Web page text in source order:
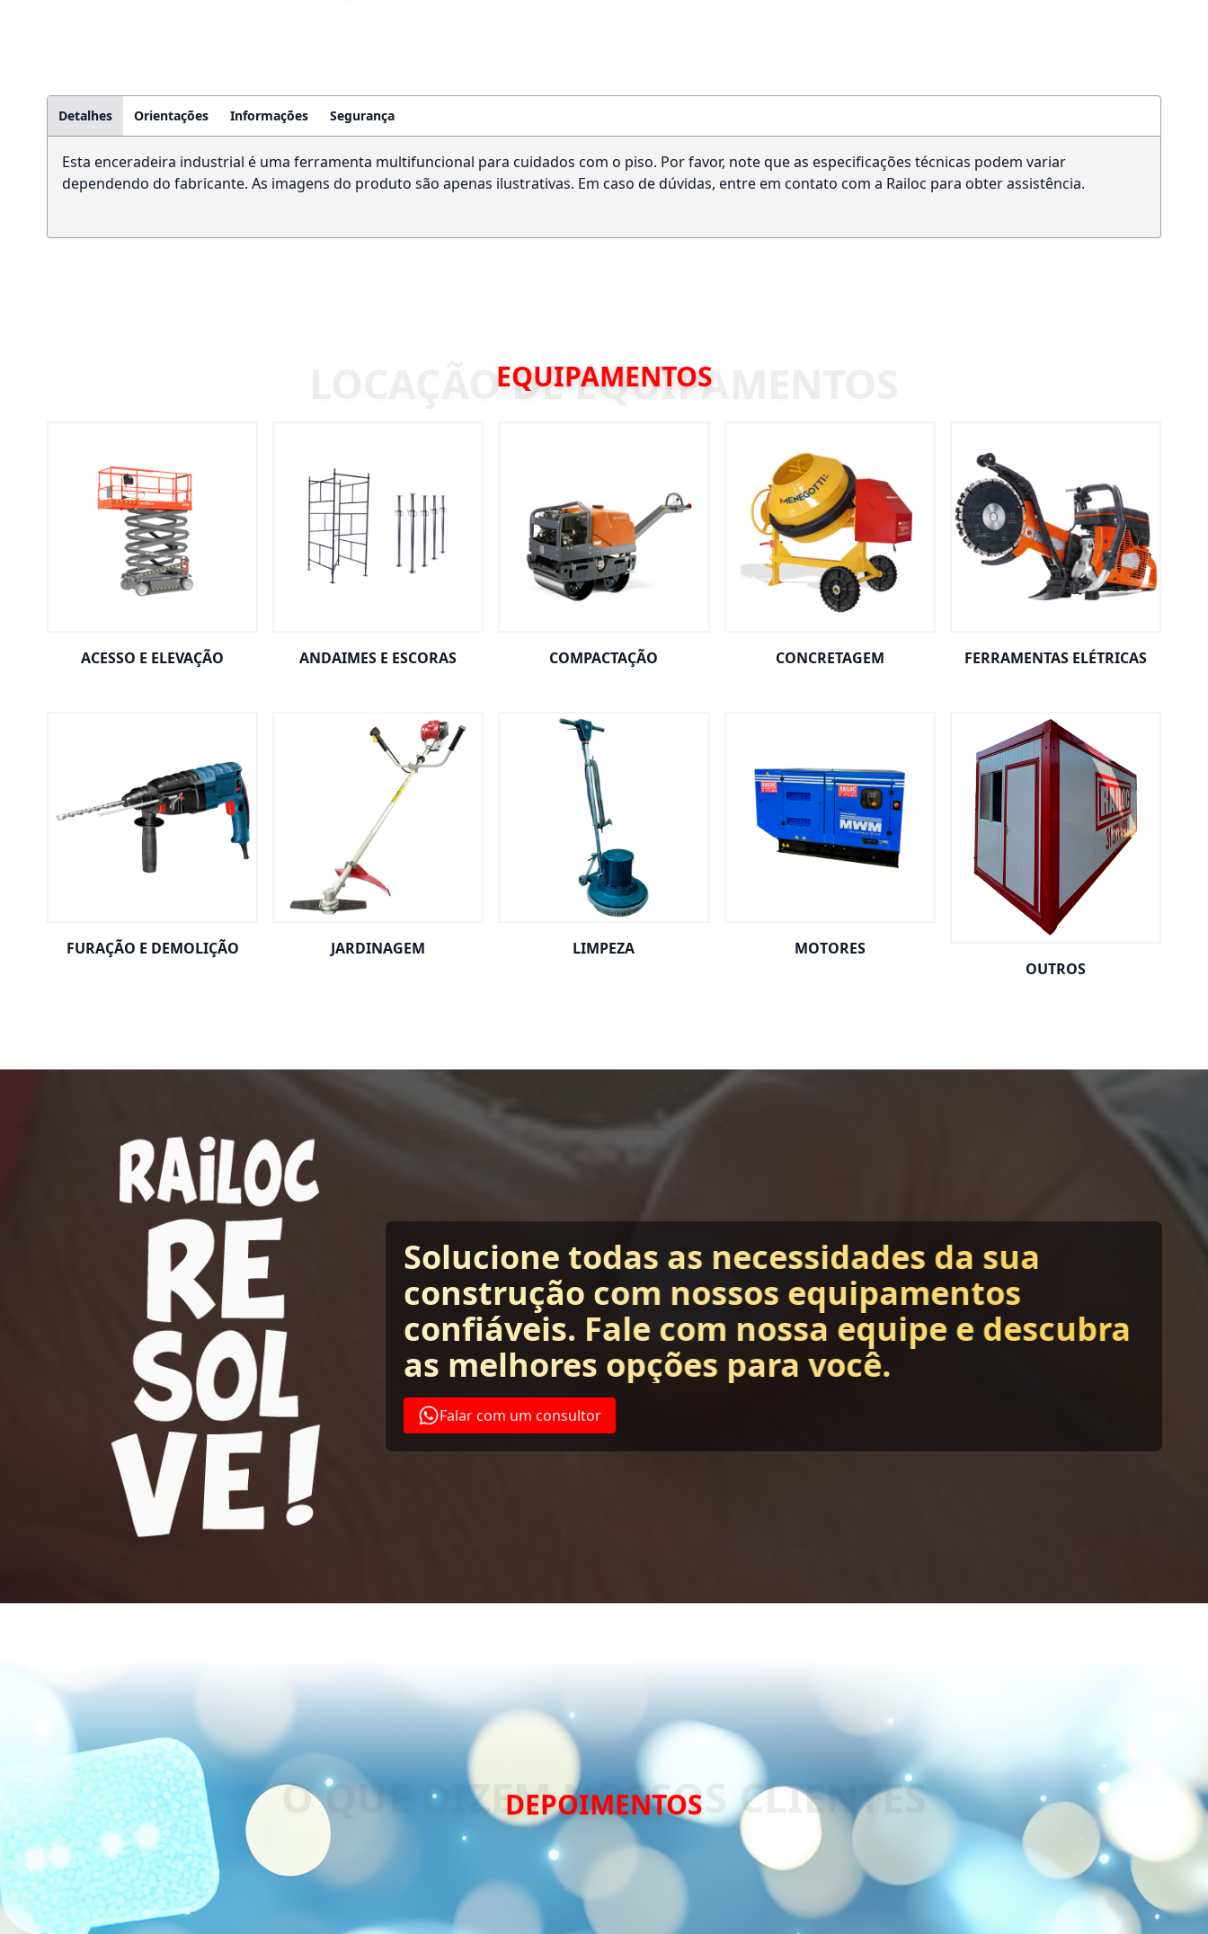
Detalhes Orientações Informações Segurança
Esta enceradeira industrial é uma ferramenta multifuncional para cuidados com o piso. Por favor, note que as especificações técnicas podem variar
dependendo do fabricante. As imagens do produto são apenas ilustrativas. Em caso de dúvidas, entre em contato com a Railoc para obter assistência.
EQUIPAMENTOS
ACESSO E ELEVAÇÃO ANDAIMES E ESCORAS COMPACTAÇÃO CONCRETAGEM FERRAMENTAS ELÉTRICAS
FURAÇÃO E DEMOLIÇÃO JARDINAGEM LIMPEZA
MOTORES
OUTROS
Solucione todas as necessidades da sua
construção com nossos equipamentos
confiáveis. Fale com nossa equipe e descubra
as melhores opções para você.
Falar com um consultor
DEPOIMENTOS